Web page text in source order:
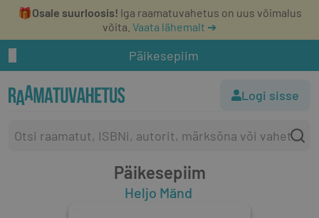
🎁Osale suurloosis! Iga raamatuvahetus on uus võimalus
võita. Vaata lähemalt ➔
Päikesepiim
Logi sisse
Päikesepiim
Heljo Mänd